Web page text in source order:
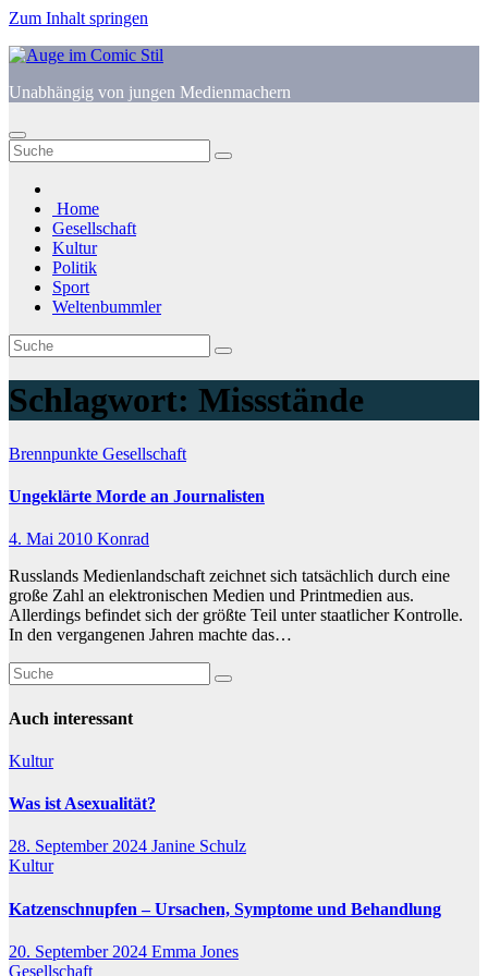
Zum Inhalt springen
Unabhängig von jungen Medienmachern
Home
Gesellschaft
Kultur
Politik
Sport
Weltenbummler
Schlagwort: Missstände
Brennpunkte Gesellschaft
Ungeklärte Morde an Journalisten
4. Mai 2010 Konrad
Russlands Medienlandschaft zeichnet sich tatsächlich durch eine
große Zahl an elektronischen Medien und Printmedien aus.
Allerdings befindet sich der größte Teil unter staatlicher Kontrolle.
In den vergangenen Jahren machte das…
Auch interessant
Kultur
Was ist Asexualität?
28. September 2024 Janine Schulz
Kultur
Katzenschnupfen – Ursachen, Symptome und Behandlung
20. September 2024 Emma Jones
Gesellschaft